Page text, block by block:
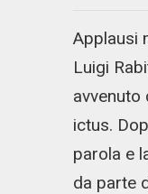
Applausi
Luigi
avvenuto
ictus.
parola e
da parte